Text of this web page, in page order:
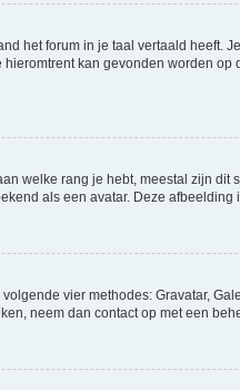
het forum in je taal vertaald heeft.
kan gevonden worden
welke rang je hebt, meestal zijn
als een avatar. Deze
vier methodes: Gravatar,
neem dan contact op met een